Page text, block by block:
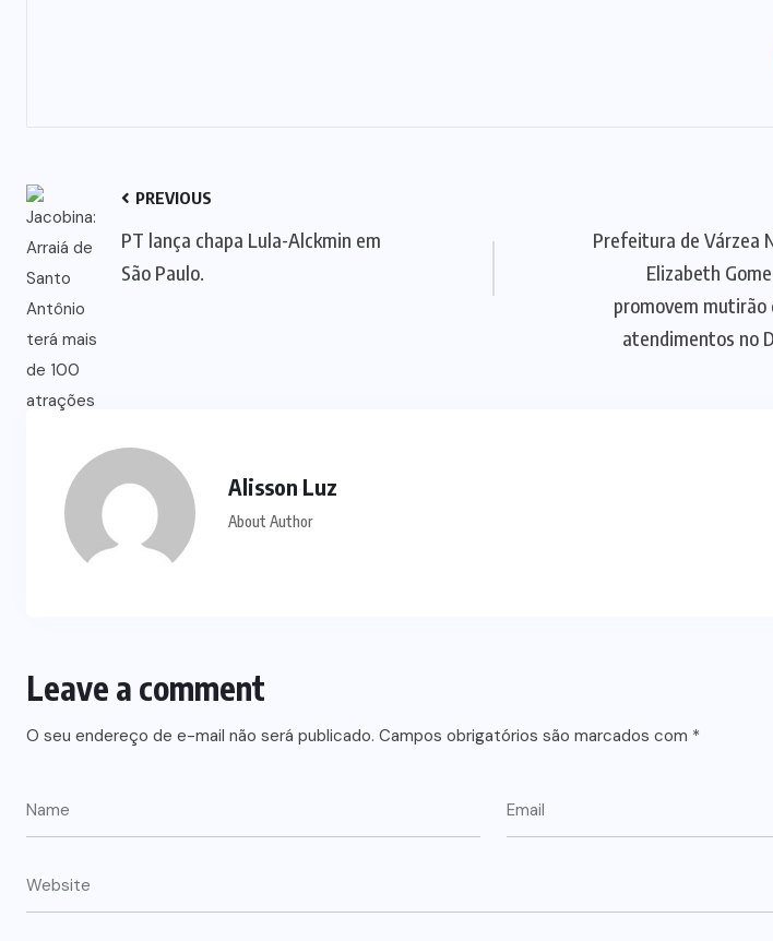
PREVIOUS
PT lança chapa Lula-Alckmin em
São Paulo.
Prefeitura de Várzea
Elizabeth
promovem mutirão
atendimentos no
Alisson Luz
About Author
Leave a comment
O seu endereço de e-mail não será publicado. Campos obrigatórios são marcados com *